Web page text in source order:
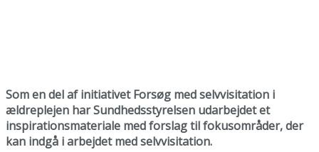
Som en del af initiativet Forsøg med selvvisitation i
ældreplejen har Sundhedsstyrelsen udarbejdet et
inspirationsmateriale med forslag til fokusområder, der
kan indgå i arbejdet med selvvisitation.